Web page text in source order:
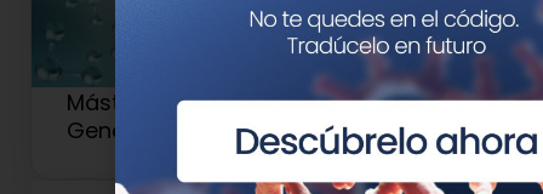
Máster en Medicina de Precisión y
Genética Clínica